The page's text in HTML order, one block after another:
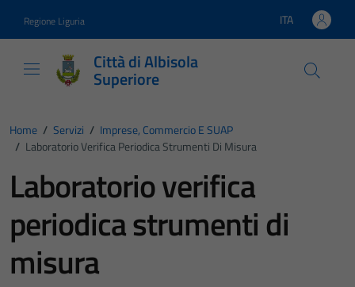
Regione Liguria Lingua attiva:
ITA
Città di Albisola
Superiore
Home / Servizi / Imprese, Commercio E SUAP
/ Laboratorio Verifica Periodica Strumenti Di Misura
Laboratorio verifica
periodica strumenti di
misura